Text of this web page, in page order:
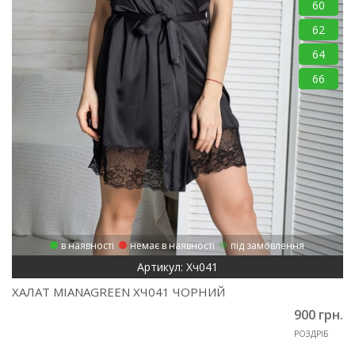
60
62
64
66
в наявності немає в наявності під замовлення
Артикул: Хч041
ХАЛАТ MIANAGREEN ХЧ041 ЧОРНИЙ
900 грн.
РОЗДРІБ